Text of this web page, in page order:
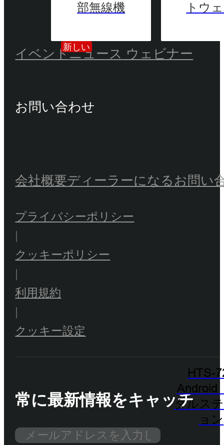
部無線機
トウ
新しい
HTS-
Android
タルス
ョン
イベントニュース ウェビナー
お問い合わせ
会社概要ディーラーになるお問い
プライバシーポリシー
|
クッキーポリシー
|
利用規約
|
クッキー設定
常に最新情報をキャッチ